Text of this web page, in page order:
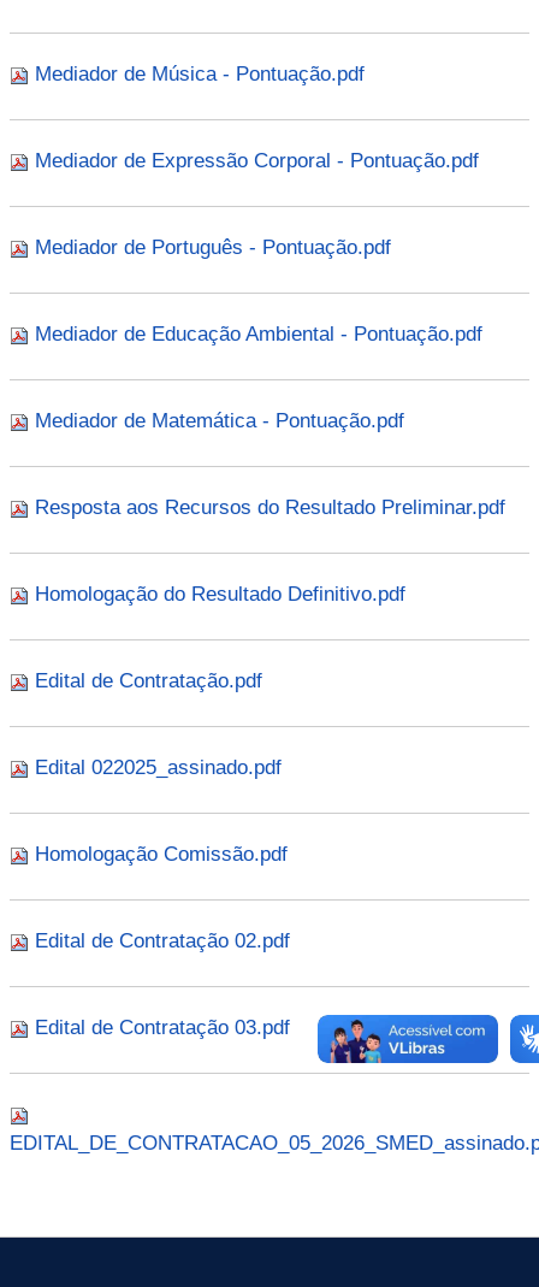
Mediador de Música - Pontuação.pdf
Mediador de Expressão Corporal - Pontuação.pdf
Mediador de Português - Pontuação.pdf
Mediador de Educação Ambiental - Pontuação.pdf
Mediador de Matemática - Pontuação.pdf
Resposta aos Recursos do Resultado Preliminar.pdf
Homologação do Resultado Definitivo.pdf
Edital de Contratação.pdf
Edital 022025_assinado.pdf
Homologação Comissão.pdf
Edital de Contratação 02.pdf
Edital de Contratação 03.pdf